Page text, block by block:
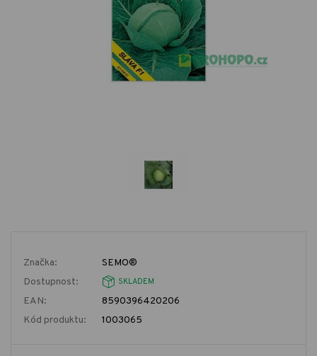
Značka:
SEMO®
Dostupnost:
SKLADEM
EAN:
8590396420206
Kód produktu:
1003065